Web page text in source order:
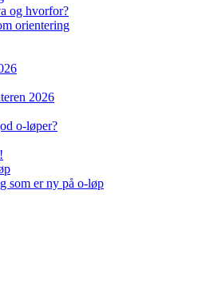
og hvorfor?
orientering
2026
o-løper?
som er ny på o-løp